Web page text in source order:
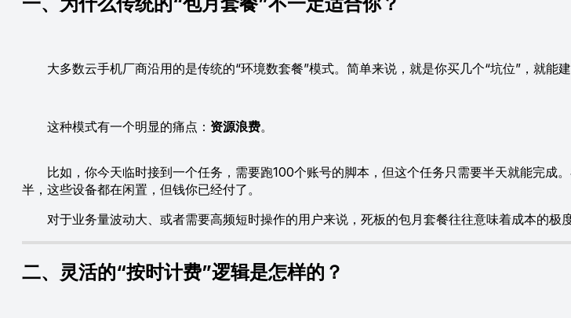
大多数云手机厂商沿用的是传统的“环境数套餐”模式。简单来说，就是你买几个“坑位”，就能建
这种模式有一个明显的痛点： 资源浪费。
比如，你今天临时接到一个任务，需要跑100个账号的脚本，但这个任务只需要半天就能完成
半，这些设备都在闲置，但钱你已经付了。
对于业务量波动大、或者需要高频短时操作的用户来说，死板的包月套餐往往意味着成本的极度
二、灵活的“按时计费”逻辑是怎样的？